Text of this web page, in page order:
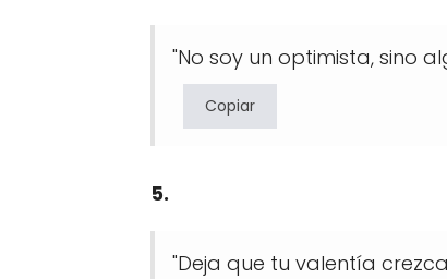
"No soy un optimista, sino
Copiar
5.
"Deja que tu valentía